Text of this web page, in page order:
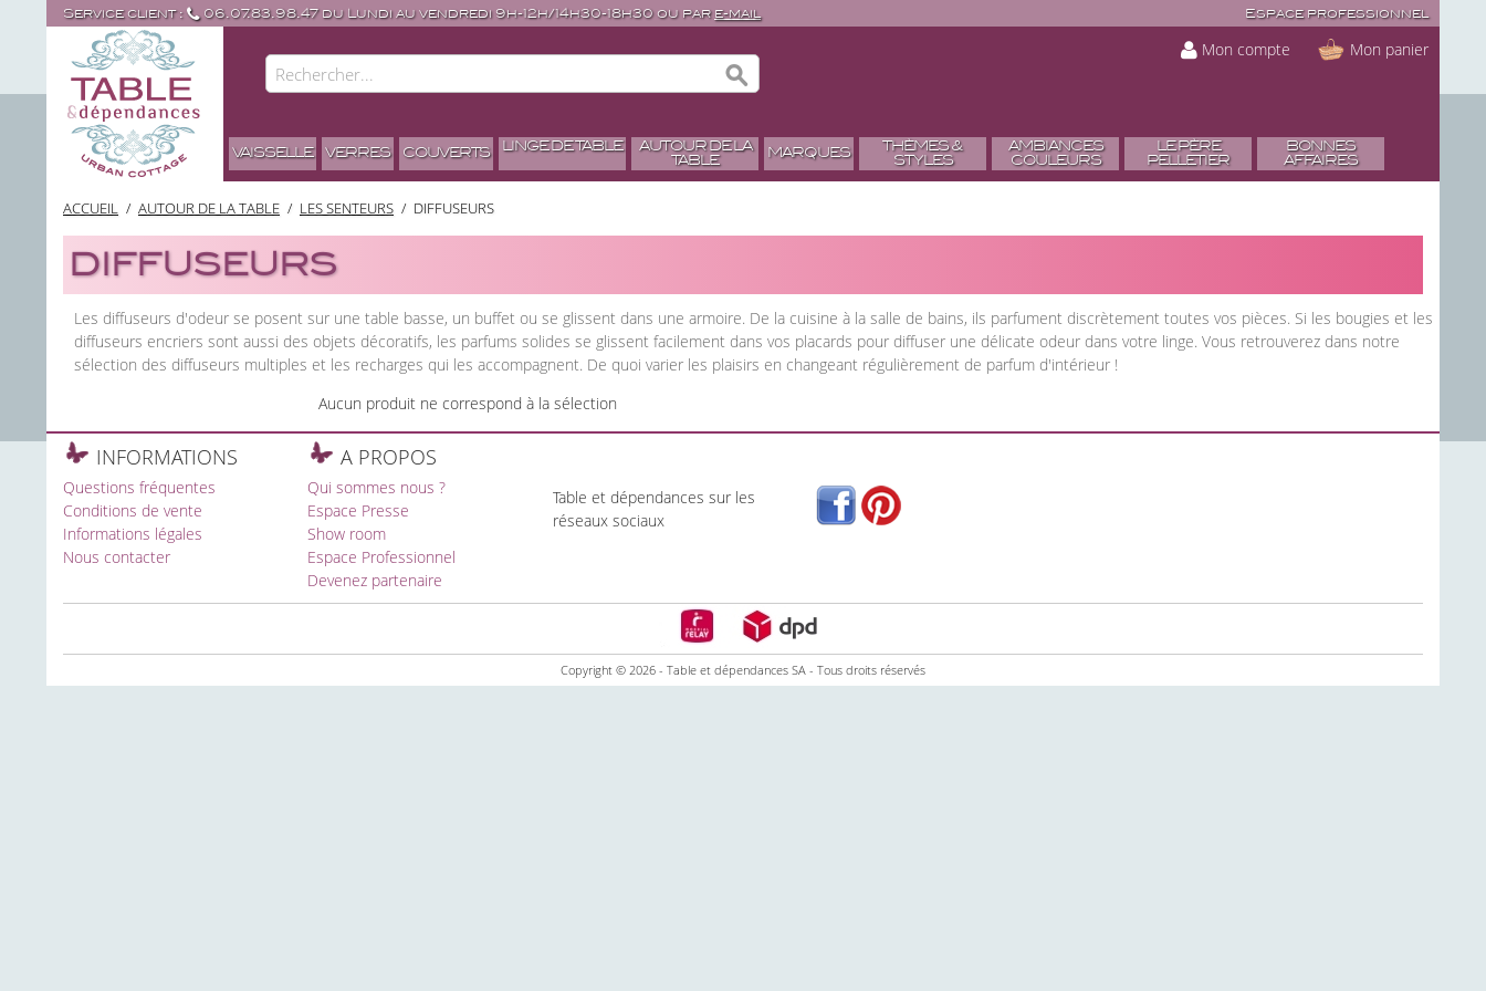
Service client : 06.07.83.98.47 du Lundi au vendredi 9h-12h/14h30-18h30 ou par e-mail Espace professionnel
Mon compte Mon panier
VAISSELLE VERRES COUVERTS LINGE DE TABLE
AUTOUR DE LA
TABLE
MARQUES
THÈMES &
STYLES
AMBIANCES
COULEURS
LE PÈRE
PELLETIER
BONNES
AFFAIRES
ACCUEIL / AUTOUR DE LA TABLE / LES SENTEURS / DIFFUSEURS
DIFFUSEURS
Les diffuseurs d'odeur se posent sur une table basse, un buffet ou se glissent dans une armoire. De la cuisine à la salle de bains, ils parfument discrètement toutes vos pièces. Si les bougies et les
diffuseurs encriers sont aussi des objets décoratifs, les parfums solides se glissent facilement dans vos placards pour diffuser une délicate odeur dans votre linge. Vous retrouverez dans notre
sélection des diffuseurs multiples et les recharges qui les accompagnent. De quoi varier les plaisirs en changeant régulièrement de parfum d'intérieur !
Aucun produit ne correspond à la sélection
INFORMATIONS
Questions fréquentes
Conditions de vente
Informations légales
Nous contacter
A PROPOS
Qui sommes nous ?
Espace Presse
Show room
Espace Professionnel
Devenez partenaire
Table et dépendances sur les
réseaux sociaux
Copyright © 2026 - Table et dépendances SA - Tous droits réservés